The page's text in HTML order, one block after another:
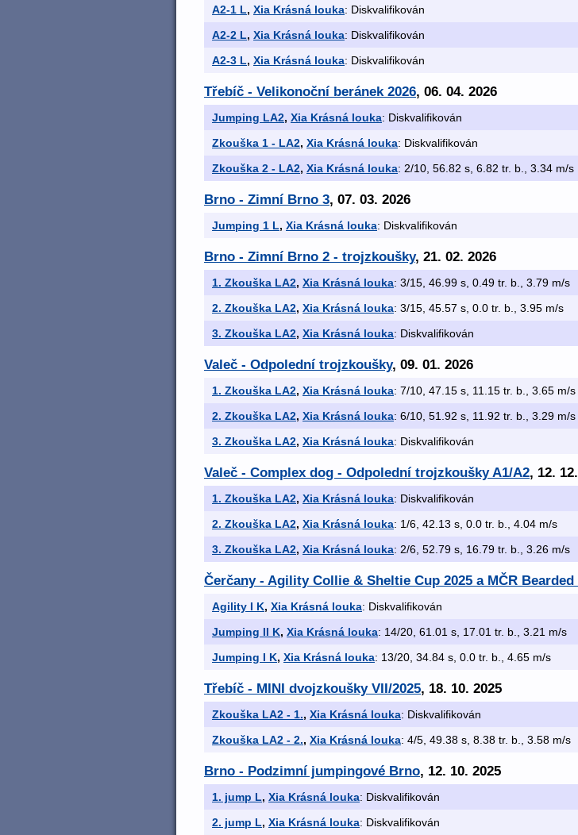
A2-1 L, Xia Krásná louka: Diskvalifikován
A2-2 L, Xia Krásná louka: Diskvalifikován
A2-3 L, Xia Krásná louka: Diskvalifikován
Třebíč - Velikonoční beránek 2026, 06. 04. 2026
Jumping LA2, Xia Krásná louka: Diskvalifikován
Zkouška 1 - LA2, Xia Krásná louka: Diskvalifikován
Zkouška 2 - LA2, Xia Krásná louka: 2/10, 56.82 s, 6.82 tr. b., 3.34 m/s
Brno - Zimní Brno 3, 07. 03. 2026
Jumping 1 L, Xia Krásná louka: Diskvalifikován
Brno - Zimní Brno 2 - trojzkoušky, 21. 02. 2026
1. Zkouška LA2, Xia Krásná louka: 3/15, 46.99 s, 0.49 tr. b., 3.79 m/s
2. Zkouška LA2, Xia Krásná louka: 3/15, 45.57 s, 0.0 tr. b., 3.95 m/s
3. Zkouška LA2, Xia Krásná louka: Diskvalifikován
Valeč - Odpolední trojzkoušky, 09. 01. 2026
1. Zkouška LA2, Xia Krásná louka: 7/10, 47.15 s, 11.15 tr. b., 3.65 m/s
2. Zkouška LA2, Xia Krásná louka: 6/10, 51.92 s, 11.92 tr. b., 3.29 m/s
3. Zkouška LA2, Xia Krásná louka: Diskvalifikován
Valeč - Complex dog - Odpolední trojzkoušky A1/A2, 12.
1. Zkouška LA2, Xia Krásná louka: Diskvalifikován
2. Zkouška LA2, Xia Krásná louka: 1/6, 42.13 s, 0.0 tr. b., 4.04 m/s
3. Zkouška LA2, Xia Krásná louka: 2/6, 52.79 s, 16.79 tr. b., 3.26 m/s
Čerčany - Agility Collie & Sheltie Cup 2025 a MČR
Agility I K, Xia Krásná louka: Diskvalifikován
Jumping II K, Xia Krásná louka: 14/20, 61.01 s, 17.01 tr. b., 3.21 m/s
Jumping I K, Xia Krásná louka: 13/20, 34.84 s, 0.0 tr. b., 4.65 m/s
Třebíč - MINI dvojzkoušky VII/2025, 18. 10. 2025
Zkouška LA2 - 1., Xia Krásná louka: Diskvalifikován
Zkouška LA2 - 2., Xia Krásná louka: 4/5, 49.38 s, 8.38 tr. b., 3.58 m/s
Brno - Podzimní jumpingové Brno, 12. 10. 2025
1. jump L, Xia Krásná louka: Diskvalifikován
2. jump L, Xia Krásná louka: Diskvalifikován